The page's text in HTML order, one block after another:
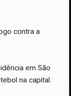
contra a
em São
na capital.